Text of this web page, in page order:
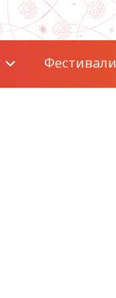
Фестивали